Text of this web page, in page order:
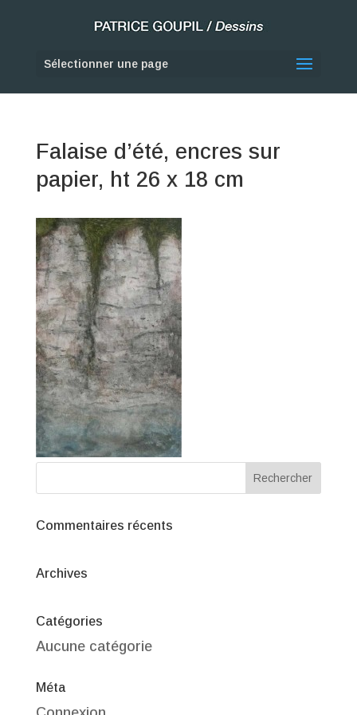
Sélectionner une page
Falaise d’été, encres sur
papier, ht 26 x 18 cm
Commentaires récents
Archives
Catégories
Aucune catégorie
Méta